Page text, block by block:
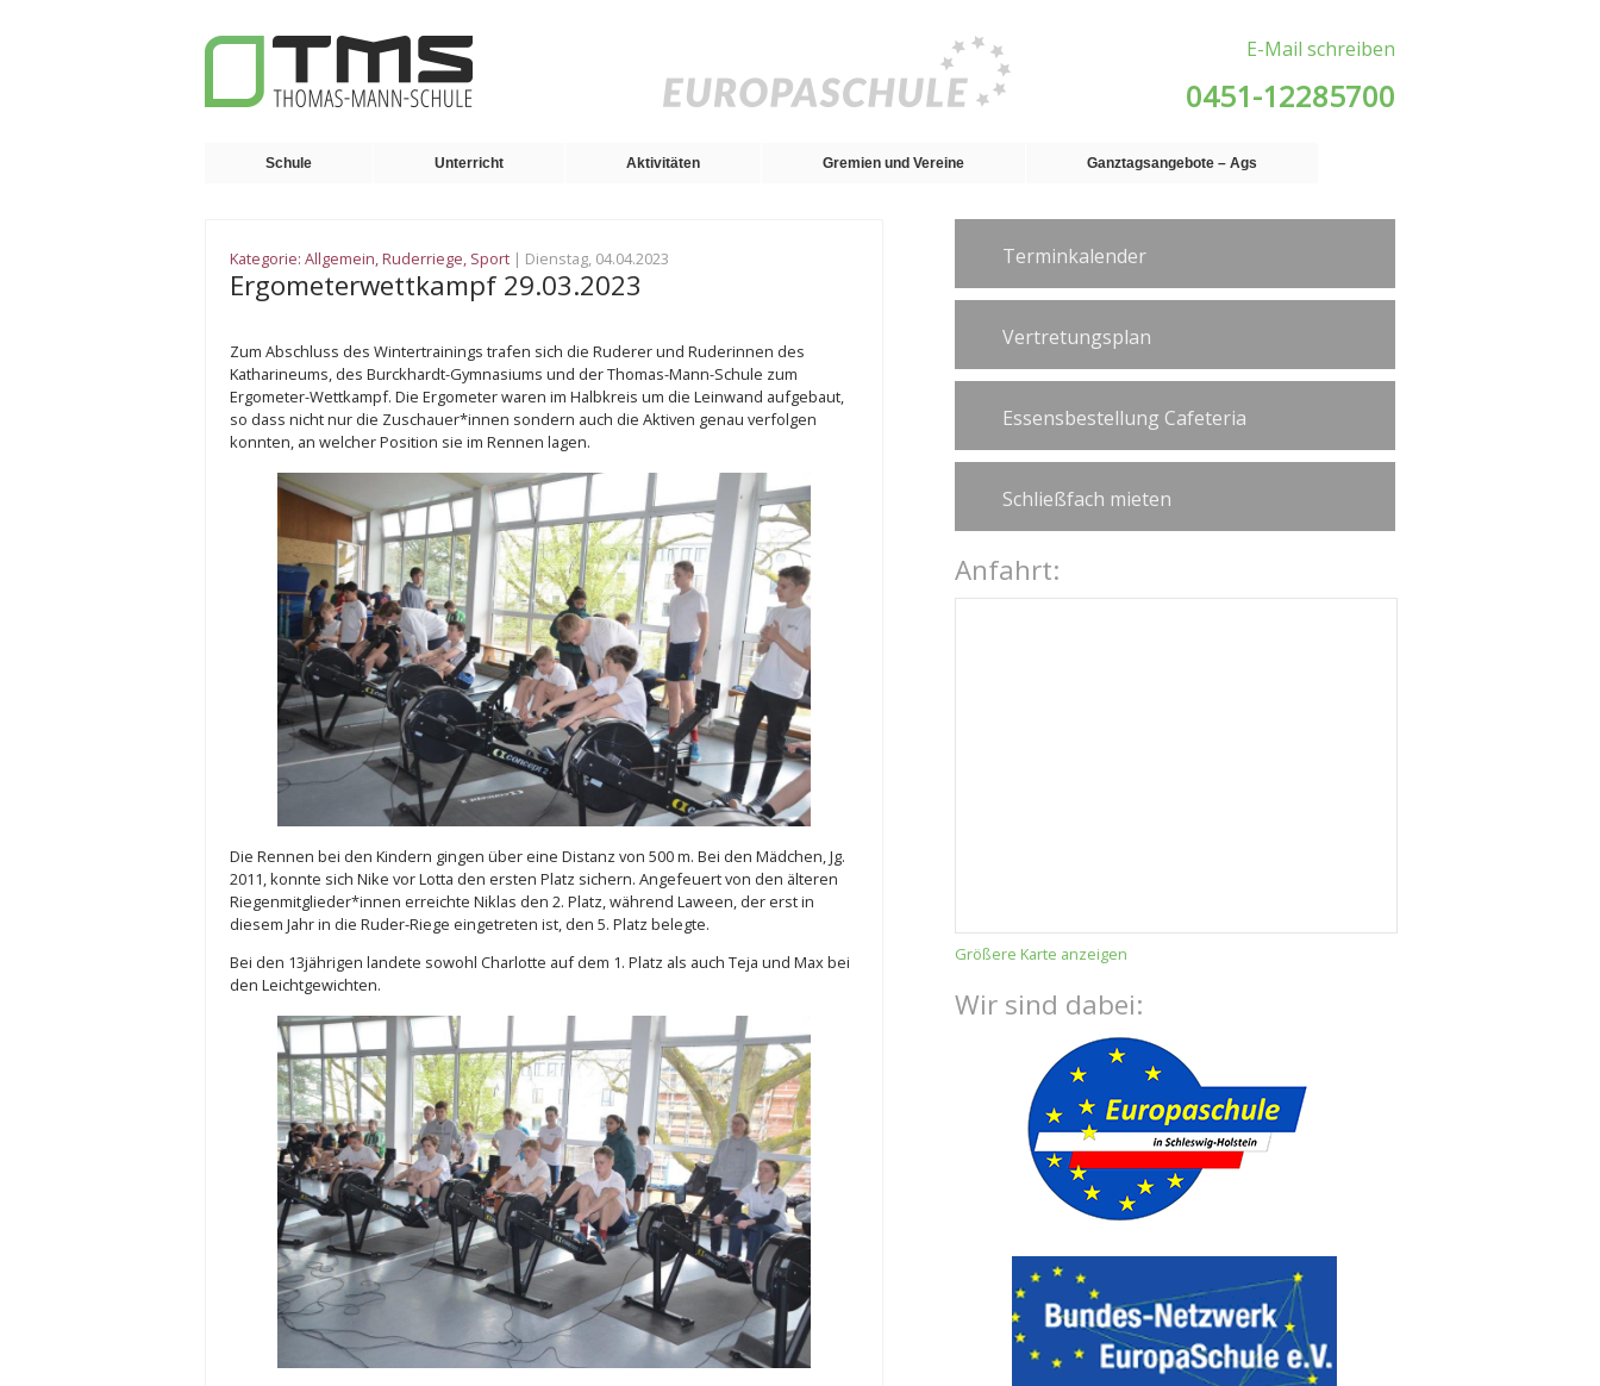
E-Mail schreiben
0451-12285700
Schule Unterricht Aktivitäten Gremien und Vereine Ganztagsangebote – Ags
Kategorie: Allgemein,Ruderriege, Sport | Dienstag, 04.04.2023
Ergometerwettkampf 29.03.2023
Zum Abschluss des Wintertrainings trafen sich die Ruderer und Ruderinnen des
Katharineums, des Burckhardt-Gymnasiums und der Thomas-Mann-Schule zum
Ergometer-Wettkampf. Die Ergometer waren im Halbkreis um die Leinwand aufgebaut,
so dass nicht nur die Zuschauer*innen sondern auch die Aktiven genau verfolgen
konnten, an welcher Position sie im Rennen lagen.
Die Rennen bei den Kindern gingen über eine Distanz von 500 m. Bei den Mädchen, Jg.
2011, konnte sich Nike vor Lotta den ersten Platz sichern. Angefeuert von den älteren
Riegenmitglieder*innen erreichte Niklas den 2. Platz, während Laween, der erst in
diesem Jahr in die Ruder-Riege eingetreten ist, den 5. Platz belegte.
Bei den 13jährigen landete sowohl Charlotte auf dem 1. Platz als auch Teja und Max bei
den Leichtgewichten.
Terminkalender
Vertretungsplan
Essensbestellung Cafeteria
Schließfach mieten
Anfahrt:
Größere Karte anzeigen
Wir sind dabei: